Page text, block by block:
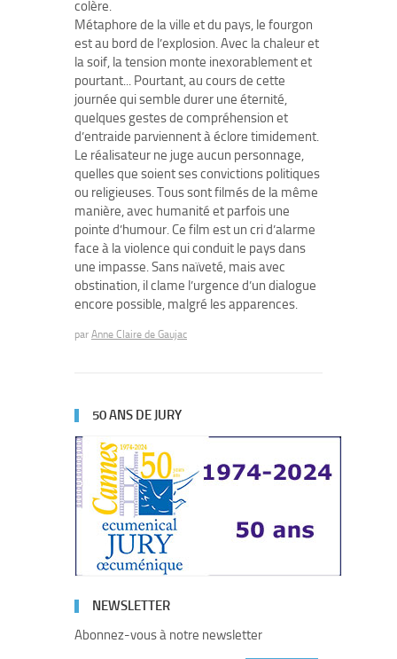
colère.
Métaphore de la ville et du pays, le fourgon
est au bord de l’explosion. Avec la chaleur et
la soif, la tension monte inexorablement et
pourtant... Pourtant, au cours de cette
journée qui semble durer une éternité,
quelques gestes de compréhension et
d’entraide parviennent à éclore timidement.
Le réalisateur ne juge aucun personnage,
quelles que soient ses convictions politiques
ou religieuses. Tous sont filmés de la même
manière, avec humanité et parfois une
pointe d’humour. Ce film est un cri d’alarme
face à la violence qui conduit le pays dans
une impasse. Sans naïveté, mais avec
obstination, il clame l’urgence d’un dialogue
encore possible, malgré les apparences.
par Anne Claire de Gaujac
50 ANS DE JURY
NEWSLETTER
Abonnez-vous à notre newsletter